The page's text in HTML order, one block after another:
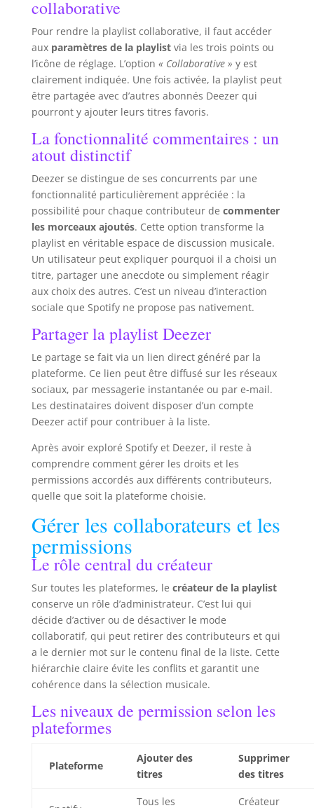
collaborative
Pour rendre la playlist collaborative, il faut accéder
aux paramètres de la playlistvia les trois points ou
l’icône de réglage. L’option « Collaborative » y est
clairement indiquée. Une fois activée, la playlist peut
être partagée avec d’autres abonnés Deezer qui
pourront y ajouter leurs titres favoris.
La fonctionnalité commentaires : un
atout distinctif
Deezer se distingue de ses concurrents par une
fonctionnalité particulièrement appréciée : la
possibilité pour chaque contributeur de commenter
les morceaux ajoutés. Cette option transforme la
playlist en véritable espace de discussion musicale.
Un utilisateur peut expliquer pourquoi il a choisi un
titre, partager une anecdote ou simplement réagir
aux choix des autres. C’est un niveau d’interaction
sociale que Spotify ne propose pas nativement.
Partager la playlist Deezer
Le partage se fait via un lien direct généré par la
plateforme. Ce lien peut être diffusé sur les réseaux
sociaux, par messagerie instantanée ou par e-mail.
Les destinataires doivent disposer d’un compte
Deezer actif pour contribuer à la liste.
Après avoir exploré Spotify et Deezer, il reste à
comprendre comment gérer les droits et les
permissions accordés aux différents contributeurs,
quelle que soit la plateforme choisie.
Gérer les collaborateurs et les
permissions
Le rôle central du créateur
Sur toutes les plateformes, le créateur de la playlist
conserve un rôle d’administrateur. C’est lui qui
décide d’activer ou de désactiver le mode
collaboratif, qui peut retirer des contributeurs et qui
a le dernier mot sur le contenu final de la liste. Cette
hiérarchie claire évite les conflits et garantit une
cohérence dans la sélection musicale.
Les niveaux de permission selon les
plateformes
Plateforme
Ajouter des
titres
Supprimer
des titres
Tous les
Créateur